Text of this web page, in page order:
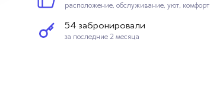
расположение, обслуживание, уют, комфорт
54 забронировали
за последние 2 месяца